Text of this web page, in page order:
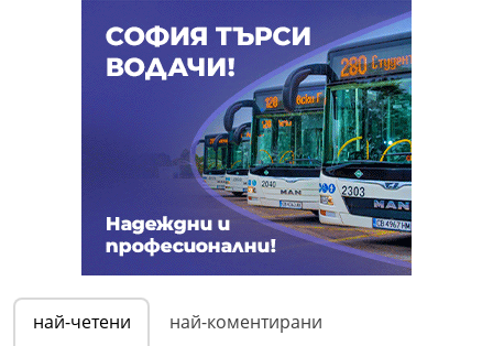
най-четени най-коментирани